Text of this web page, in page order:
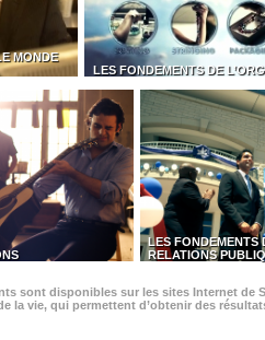
MONDE
LES FONDEMENTS DE
LES FONDEMENTS
RELATIONS
sont disponibles sur les sites Internet de
la vie, qui permettent d’obtenir des